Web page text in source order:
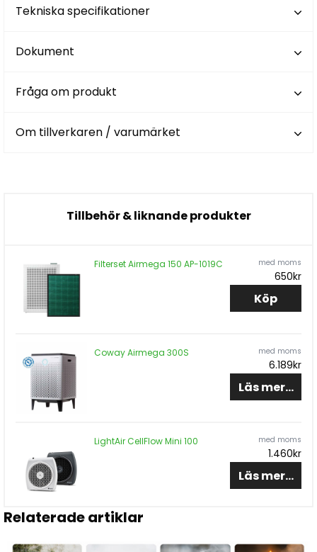
Tekniska specifikationer
Dokument
Fråga om produkt
Om tillverkaren / varumärket
Tillbehör & liknande produkter
Filterset Airmega 150 AP-1019C med moms
650kr
Köp
Coway Airmega 300S med moms
6.189kr
Läs mer...
LightAir CellFlow Mini 100 med moms
1.460kr
Läs mer...
Relaterade artiklar